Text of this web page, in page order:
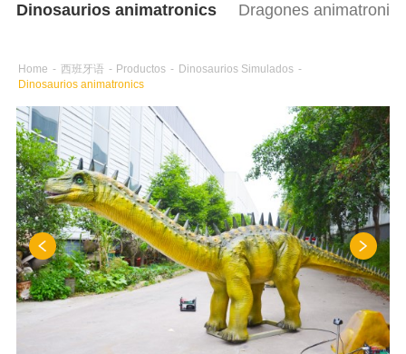
Dinosaurios animatronics Dragones animatronics
Home - 西班牙语 - Productos - Dinosaurios Simulados -
Dinosaurios animatronics